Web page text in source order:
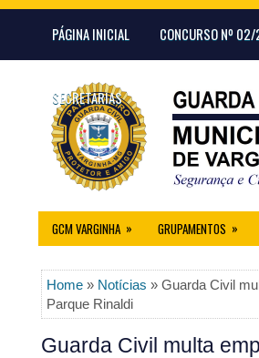
PÁGINA INICIAL CONCURSO Nº
SECRETARIAS
GCM VARGINHA » GRUPAMENTOS »
Home » Notícias » Guarda Civil
Parque Rinaldi
Guarda Civil multa